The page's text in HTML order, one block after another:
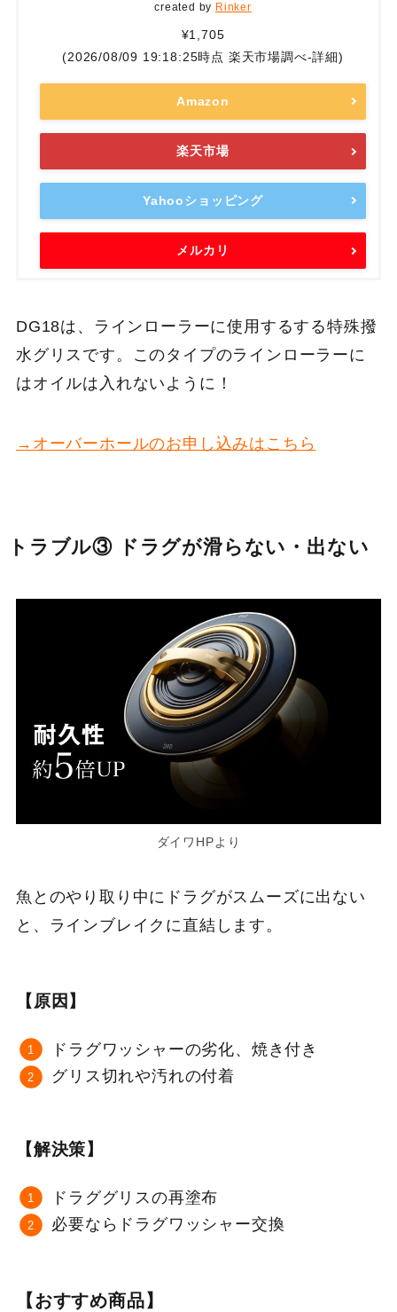
created by Rinker
¥1,705
(2026/08/09 19:18:25時点 楽天市場調べ-詳細)
Amazon
楽天市場
Yahooショッピング
メルカリ
DG18は、ラインローラーに使用するする特殊撥
水グリスです。このタイプのラインローラーに
はオイルは入れないように！
→オーバーホールのお申し込みはこちら
トラブル③ ドラグが滑らない・出ない
ダイワHPより
魚とのやり取り中にドラグがスムーズに出ない
と、ラインブレイクに直結します。
【原因】
ドラグワッシャーの劣化、焼き付き
グリス切れや汚れの付着
【解決策】
ドラググリスの再塗布
必要ならドラグワッシャー交換
【おすすめ商品】